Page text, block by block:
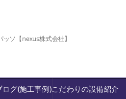
ソ【nexus株式会社】
ログ(施工事例)こだわりの設備紹介